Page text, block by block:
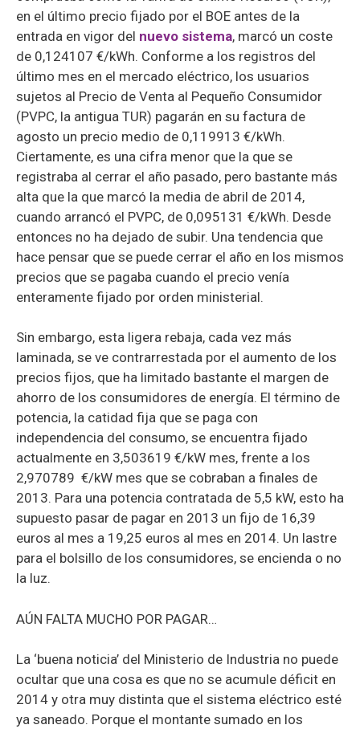
en el último precio fijado por el BOE antes de la
entrada en vigor del nuevo sistema, marcó un coste
de 0,124107 €/kWh. Conforme a los registros del
último mes en el mercado eléctrico, los usuarios
sujetos al Precio de Venta al Pequeño Consumidor
(PVPC, la antigua TUR) pagarán en su factura de
agosto un precio medio de 0,119913 €/kWh.
Ciertamente, es una cifra menor que la que se
registraba al cerrar el año pasado, pero bastante más
alta que la que marcó la media de abril de 2014,
cuando arrancó el PVPC, de 0,095131 €/kWh. Desde
entonces no ha dejado de subir. Una tendencia que
hace pensar que se puede cerrar el año en los mismos
precios que se pagaba cuando el precio venía
enteramente fijado por orden ministerial.
Sin embargo, esta ligera rebaja, cada vez más
laminada, se ve contrarrestada por el aumento de los
precios fijos, que ha limitado bastante el margen de
ahorro de los consumidores de energía. El término de
potencia, la catidad fija que se paga con
independencia del consumo, se encuentra fijado
actualmente en 3,503619 €/kW mes, frente a los
2,970789 €/kW mes que se cobraban a finales de
2013. Para una potencia contratada de 5,5 kW, esto ha
supuesto pasar de pagar en 2013 un fijo de 16,39
euros al mes a 19,25 euros al mes en 2014. Un lastre
para el bolsillo de los consumidores, se encienda o no
la luz.
AÚN FALTA MUCHO POR PAGAR…
La ‘buena noticia’ del Ministerio de Industria no puede
ocultar que una cosa es que no se acumule déficit en
2014 y otra muy distinta que el sistema eléctrico esté
ya saneado. Porque el montante sumado en los